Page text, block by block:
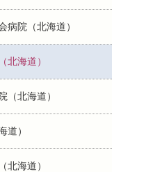
病院（北海道）
北海道）
（北海道）
道）
北海道）